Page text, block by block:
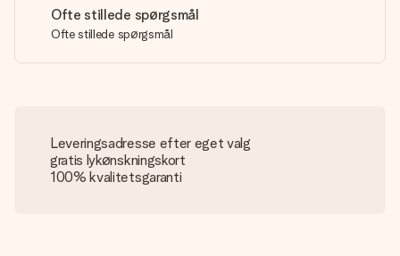
Ofte stillede spørgsmål
Ofte stillede spørgsmål
Leveringsadresse efter eget valg
gratis lykønskningskort
100% kvalitetsgaranti